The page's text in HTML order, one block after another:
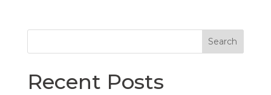
Search
Recent Posts